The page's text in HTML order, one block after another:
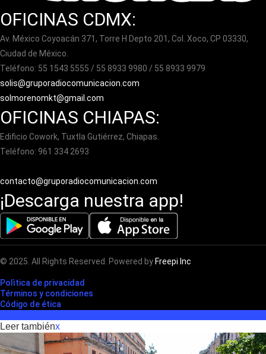
OFICINAS CDMX:
Av. México Coyoacán 371, Torre H Depto 201, Col. Xoco, CP 03330,
Ciudad de México.
Teléfono: 55 1543 5555 / 55 8933 9980 / 55 8933 9979
solis@gruporadiocomunicacion.com
solmorenomkt@gmail.com
OFICINAS CHIAPAS:
Edificio Cowork, Tuxtla Gutiérrez, Chiapas.
Teléfono: 961 334 2693
contacto@gruporadiocomunicacion.com
¡Descarga nuestra app!
© 2025. All Rights Reserved. Powered by Freepi Inc
Polìtica de privacidad
Términos y condiciones
Código de ética
Leer tambiénx